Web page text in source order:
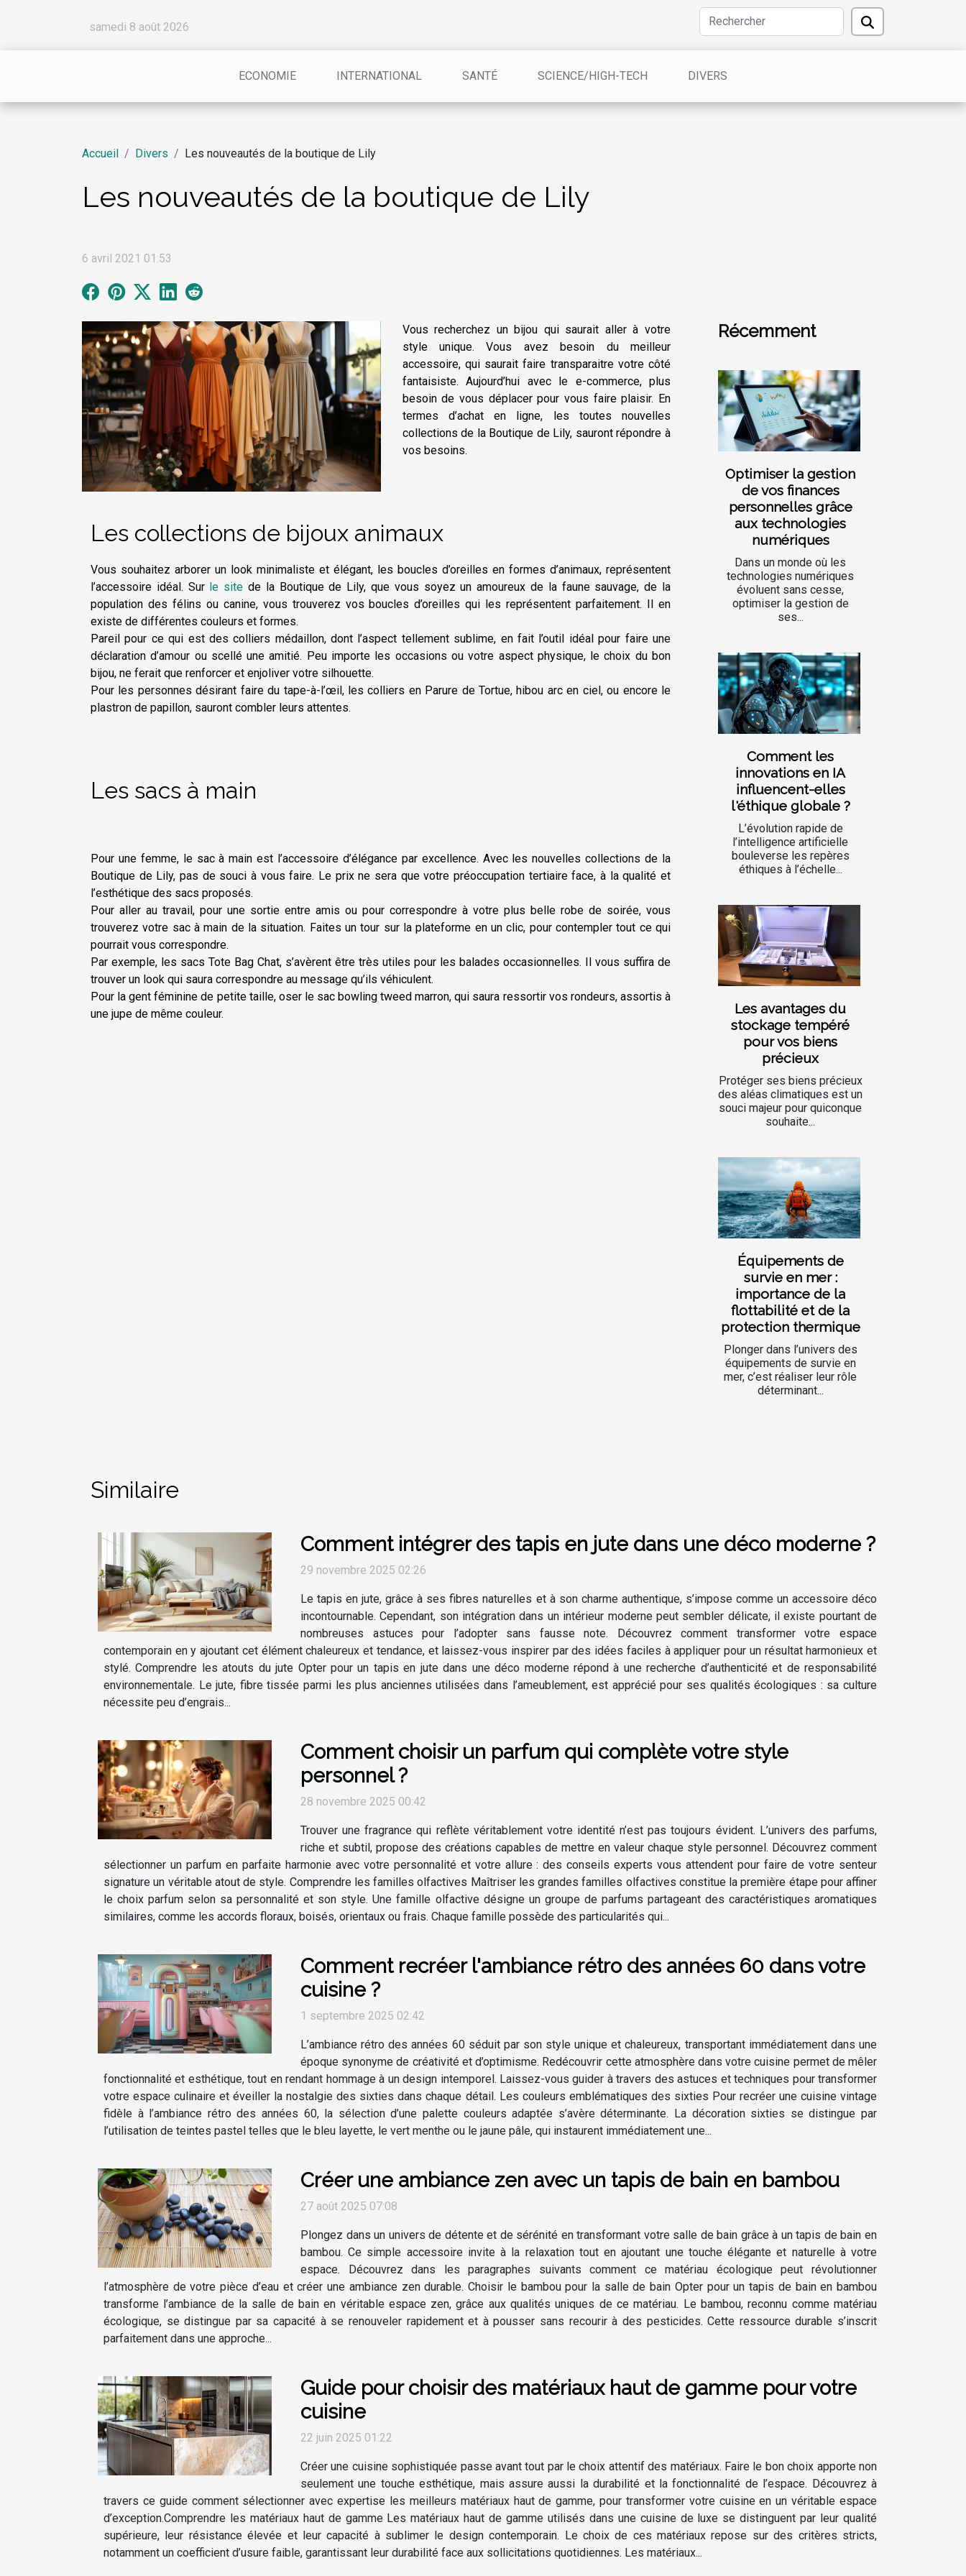
samedi 8 août 2026
ECONOMIE INTERNATIONAL SANTÉ SCIENCE/HIGH-TECH DIVERS
Accueil Divers Les nouveautés de la boutique de Lily
Les nouveautés de la boutique de Lily
6 avril 2021 01:53
Vous recherchez un bijou qui saurait aller à votre
style unique. Vous avez besoin du meilleur
accessoire, qui saurait faire transparaitre votre côté
fantaisiste. Aujourd’hui avec le e-commerce, plus
besoin de vous déplacer pour vous faire plaisir. En
termes d’achat en ligne, les toutes nouvelles
collections de la Boutique de Lily, sauront répondre à
vos besoins.
Les collections de bijoux animaux
Vous souhaitez arborer un look minimaliste et élégant, les boucles d’oreilles en formes d’animaux, représentent
l’accessoire idéal. Sur le site de la Boutique de Lily, que vous soyez un amoureux de la faune sauvage, de la
population des félins ou canine, vous trouverez vos boucles d’oreilles qui les représentent parfaitement. Il en
existe de différentes couleurs et formes.
Pareil pour ce qui est des colliers médaillon, dont l’aspect tellement sublime, en fait l’outil idéal pour faire une
déclaration d’amour ou scellé une amitié. Peu importe les occasions ou votre aspect physique, le choix du bon
bijou, ne ferait que renforcer et enjoliver votre silhouette.
Pour les personnes désirant faire du tape-à-l’œil, les colliers en Parure de Tortue, hibou arc en ciel, ou encore le
plastron de papillon, sauront combler leurs attentes.
Les sacs à main
Pour une femme, le sac à main est l’accessoire d’élégance par excellence. Avec les nouvelles collections de la
Boutique de Lily, pas de souci à vous faire. Le prix ne sera que votre préoccupation tertiaire face, à la qualité et
l’esthétique des sacs proposés.
Pour aller au travail, pour une sortie entre amis ou pour correspondre à votre plus belle robe de soirée, vous
trouverez votre sac à main de la situation. Faites un tour sur la plateforme en un clic, pour contempler tout ce qui
pourrait vous correspondre.
Par exemple, les sacs Tote Bag Chat, s’avèrent être très utiles pour les balades occasionnelles. Il vous suffira de
trouver un look qui saura correspondre au message qu’ils véhiculent.
Pour la gent féminine de petite taille, oser le sac bowling tweed marron, qui saura ressortir vos rondeurs, assortis à
une jupe de même couleur.
Récemment
Optimiser la gestion
de vos finances
personnelles grâce
aux technologies
numériques
Dans un monde où les
technologies numériques
évoluent sans cesse,
optimiser la gestion de
ses...
Comment les
innovations en IA
influencent-elles
l'éthique globale ?
L’évolution rapide de
l’intelligence artificielle
bouleverse les repères
éthiques à l’échelle...
Les avantages du
stockage tempéré
pour vos biens
précieux
Protéger ses biens précieux
des aléas climatiques est un
souci majeur pour quiconque
souhaite...
Équipements de
survie en mer :
importance de la
flottabilité et de la
protection thermique
Plonger dans l’univers des
équipements de survie en
mer, c’est réaliser leur rôle
déterminant...
Similaire
Comment intégrer des tapis en jute dans une déco moderne ?
29 novembre 2025 02:26
Le tapis en jute, grâce à ses fibres naturelles et à son charme authentique, s’impose comme un accessoire déco
incontournable. Cependant, son intégration dans un intérieur moderne peut sembler délicate, il existe pourtant de
nombreuses astuces pour l’adopter sans fausse note. Découvrez comment transformer votre espace
contemporain en y ajoutant cet élément chaleureux et tendance, et laissez-vous inspirer par des idées faciles à appliquer pour un résultat harmonieux et
stylé. Comprendre les atouts du jute Opter pour un tapis en jute dans une déco moderne répond à une recherche d’authenticité et de responsabilité
environnementale. Le jute, fibre tissée parmi les plus anciennes utilisées dans l’ameublement, est apprécié pour ses qualités écologiques : sa culture
nécessite peu d’engrais...
Comment choisir un parfum qui complète votre style
personnel ?
28 novembre 2025 00:42
Trouver une fragrance qui reflète véritablement votre identité n’est pas toujours évident. L’univers des parfums,
riche et subtil, propose des créations capables de mettre en valeur chaque style personnel. Découvrez comment
sélectionner un parfum en parfaite harmonie avec votre personnalité et votre allure : des conseils experts vous attendent pour faire de votre senteur
signature un véritable atout de style. Comprendre les familles olfactives Maîtriser les grandes familles olfactives constitue la première étape pour affiner
le choix parfum selon sa personnalité et son style. Une famille olfactive désigne un groupe de parfums partageant des caractéristiques aromatiques
similaires, comme les accords floraux, boisés, orientaux ou frais. Chaque famille possède des particularités qui...
Comment recréer l'ambiance rétro des années 60 dans votre
cuisine ?
1 septembre 2025 02:42
L’ambiance rétro des années 60 séduit par son style unique et chaleureux, transportant immédiatement dans une
époque synonyme de créativité et d’optimisme. Redécouvrir cette atmosphère dans votre cuisine permet de mêler
fonctionnalité et esthétique, tout en rendant hommage à un design intemporel. Laissez-vous guider à travers des astuces et techniques pour transformer
votre espace culinaire et éveiller la nostalgie des sixties dans chaque détail. Les couleurs emblématiques des sixties Pour recréer une cuisine vintage
fidèle à l’ambiance rétro des années 60, la sélection d’une palette couleurs adaptée s’avère déterminante. La décoration sixties se distingue par
l’utilisation de teintes pastel telles que le bleu layette, le vert menthe ou le jaune pâle, qui instaurent immédiatement une...
Créer une ambiance zen avec un tapis de bain en bambou
27 août 2025 07:08
Plongez dans un univers de détente et de sérénité en transformant votre salle de bain grâce à un tapis de bain en
bambou. Ce simple accessoire invite à la relaxation tout en ajoutant une touche élégante et naturelle à votre
espace. Découvrez dans les paragraphes suivants comment ce matériau écologique peut révolutionner
l’atmosphère de votre pièce d’eau et créer une ambiance zen durable. Choisir le bambou pour la salle de bain Opter pour un tapis de bain en bambou
transforme l’ambiance de la salle de bain en véritable espace zen, grâce aux qualités uniques de ce matériau. Le bambou, reconnu comme matériau
écologique, se distingue par sa capacité à se renouveler rapidement et à pousser sans recourir à des pesticides. Cette ressource durable s’inscrit
parfaitement dans une approche...
Guide pour choisir des matériaux haut de gamme pour votre
cuisine
22 juin 2025 01:22
Créer une cuisine sophistiquée passe avant tout par le choix attentif des matériaux. Faire le bon choix apporte non
seulement une touche esthétique, mais assure aussi la durabilité et la fonctionnalité de l’espace. Découvrez à
travers ce guide comment sélectionner avec expertise les meilleurs matériaux haut de gamme, pour transformer votre cuisine en un véritable espace
d’exception.Comprendre les matériaux haut de gamme Les matériaux haut de gamme utilisés dans une cuisine de luxe se distinguent par leur qualité
supérieure, leur résistance élevée et leur capacité à sublimer le design contemporain. Le choix de ces matériaux repose sur des critères stricts,
notamment un coefficient d’usure faible, garantissant leur durabilité face aux sollicitations quotidiennes. Les matériaux...